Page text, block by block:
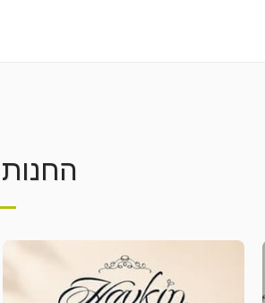
החנות SHOP